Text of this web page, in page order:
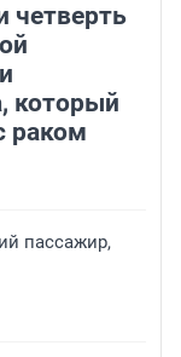
четверть
который
раком
пассажир,